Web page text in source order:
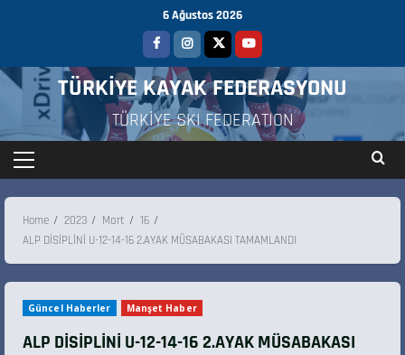
6 Ağustos 2026
TÜRKİYE KAYAK FEDERASYONU
TÜRKİYE SKI FEDERATION
Home 2023 Mart
16
ALP DİSİPLİNİ U-12-14-16 2.AYAK MÜSABAKASI TAMAMLANDI
Güncel Haberler Manşet Haber
ALP DİSİPLİNİ U-12-14-16 2.AYAK MÜSABAKASI